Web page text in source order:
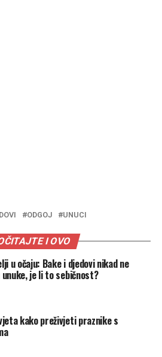
ODGOJ UNUCI
I OVO
u očaju: Bake i djedovi nikad ne
unuke, je li to sebičnost?
kako preživjeti praznike s